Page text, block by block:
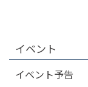
イベント
イベント予告